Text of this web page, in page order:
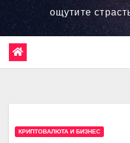
ощутите
КРИПТОВАЛЮТА И БИЗНЕС